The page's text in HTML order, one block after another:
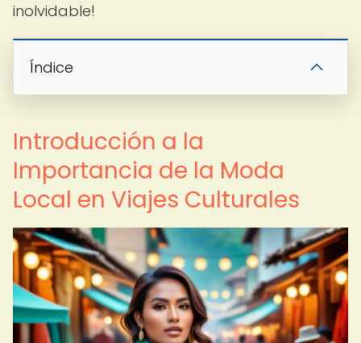
inolvidable!
Índice
Introducción a la
Importancia de la Moda
Local en Viajes Culturales